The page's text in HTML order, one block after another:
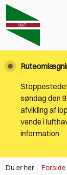
søndag den
afvikling af
vende i
information
Du er her: Forside